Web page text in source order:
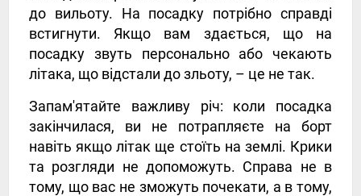
до вильоту. На посадку потрібно справді
встигнути. Якщо вам здається, що на
посадку звуть персонально або чекають
літака, що відстали до зльоту, – це не так.
Запам'ятайте важливу річ: коли посадка
закінчилася, ви не потрапляєте на борт
навіть якщо літак ще стоїть на землі. Крики
та розгляди не допоможуть. Справа не в
тому, що вас не зможуть почекати, а в тому,